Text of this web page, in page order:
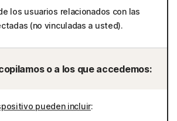
los usuarios relacionados con las
(no vinculadas a usted).
o a los que accedemos:
pueden incluir: